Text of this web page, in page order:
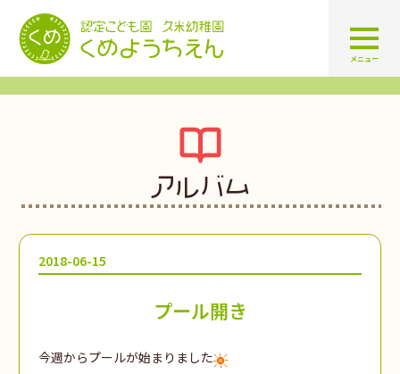
認定こども園 学校法人久米幼
メニュー
アルバム
2018-06-15
プール開き
今週からプールが始まりました